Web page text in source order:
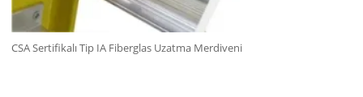
CSA Sertifikalı Tip IA Fiberglas Uzatma Merdiveni